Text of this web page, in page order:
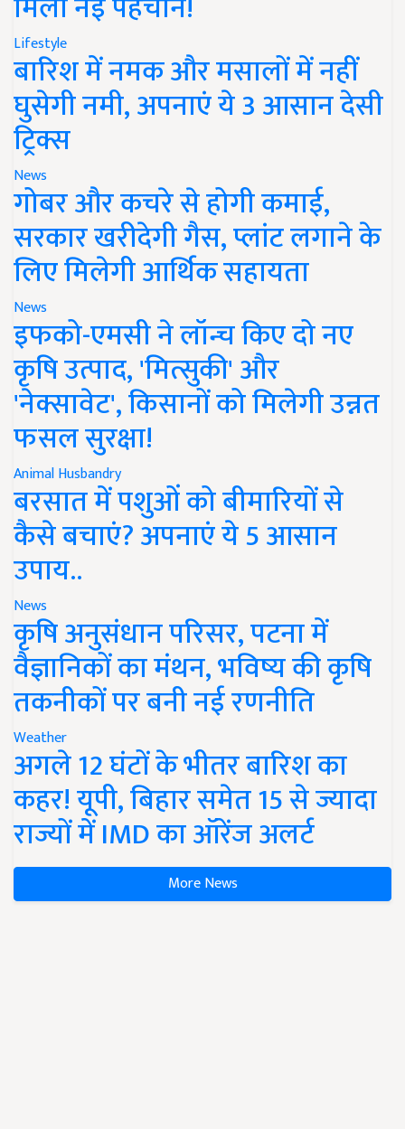
Lifestyle
बारिश में नमक और मसालों में नहीं
घुसेगी नमी, अपनाएं ये 3 आसान देसी
ट्रिक्स
News
गोबर और कचरे से होगी कमाई,
सरकार खरीदेगी गैस, प्लांट लगाने के
लिए मिलेगी आर्थिक सहायता
News
इफको-एमसी ने लॉन्च किए दो नए
कृषि उत्पाद, 'मित्सुकी' और
'नेक्सावेट', किसानों को मिलेगी उन्नत
फसल सुरक्षा!
Animal Husbandry
बरसात में पशुओं को बीमारियों से
कैसे बचाएं? अपनाएं ये 5 आसान
उपाय..
News
कृषि अनुसंधान परिसर, पटना में
वैज्ञानिकों का मंथन, भविष्य की कृषि
तकनीकों पर बनी नई रणनीति
Weather
अगले 12 घंटों के भीतर बारिश का
कहर! यूपी, बिहार समेत 15 से ज्यादा
राज्यों में IMD का ऑरेंज अलर्ट
More News